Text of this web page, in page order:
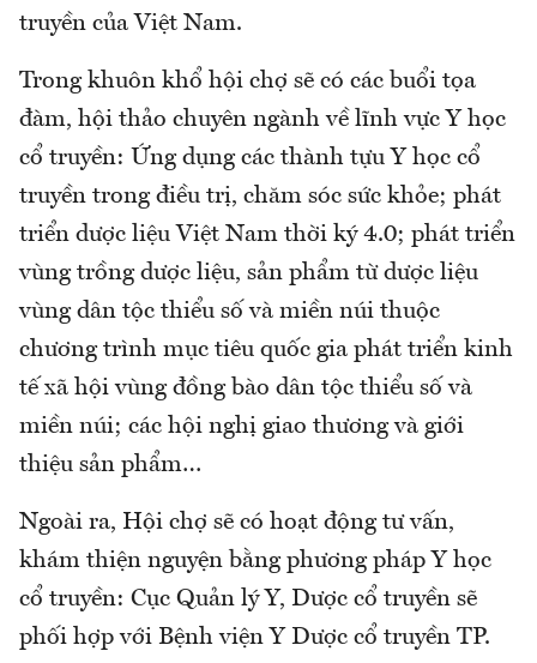
truyền của Việt Nam.
Trong khuôn khổ hội chợ sẽ có các buổi tọa
đàm, hội thảo chuyên ngành về lĩnh vực Y học
cổ truyền: Ứng dụng các thành tựu Y học cổ
truyền trong điều trị, chăm sóc sức khỏe; phát
triển dược liệu Việt Nam thời ký 4.0; phát triển
vùng trồng dược liệu, sản phẩm từ dược liệu
vùng dân tộc thiểu số và miền núi thuộc
chương trình mục tiêu quốc gia phát triển kinh
tế xã hội vùng đồng bào dân tộc thiểu số và
miền núi; các hội nghị giao thương và giới
thiệu sản phẩm…
Ngoài ra, Hội chợ sẽ có hoạt động tư vấn,
khám thiện nguyện bằng phương pháp Y học
cổ truyền: Cục Quản lý Y, Dược cổ truyền sẽ
phối hợp với Bệnh viện Y Dược cổ truyền TP.